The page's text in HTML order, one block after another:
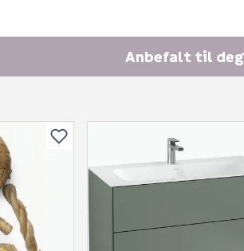
Anbefalt til deg